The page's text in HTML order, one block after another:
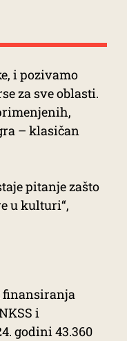
i pozivamo
za sve oblasti.
– klasičan
pitanje zašto
u kulturi“,
finansiranja
i
godini 43.360